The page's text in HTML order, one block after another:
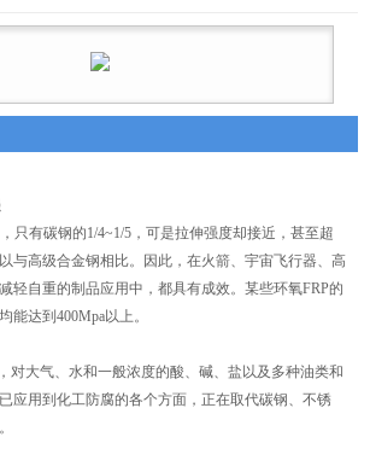
只有碳钢的1/4~1/5，可是拉伸强度却接近，甚至超
与高级合金钢相比。因此，在火箭、宇宙飞行器、高
轻自重的制品应用中，都具有成效。某些环氧FRP的
能达到400Mpa以上。
对大气、水和一般浓度的酸、碱、盐以及多种油类和
应用到化工防腐的各个方面，正在取代碳钢、不锈